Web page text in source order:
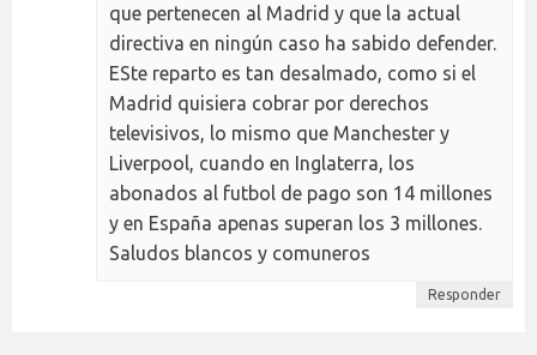
que pertenecen al Madrid y que la actual
directiva en ningún caso ha sabido defender.
ESte reparto es tan desalmado, como si el
Madrid quisiera cobrar por derechos
televisivos, lo mismo que Manchester y
Liverpool, cuando en Inglaterra, los
abonados al futbol de pago son 14 millones
y en España apenas superan los 3 millones.
Saludos blancos y comuneros
Responder